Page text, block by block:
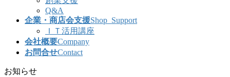
Q&A
企業・商店会支援Shop_Support
ＩＴ活用講座
会社概要Company
お問合せContact
お知らせ